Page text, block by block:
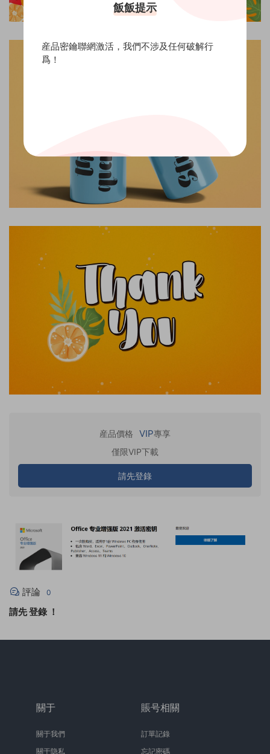
産品價格 VIP專享
僅限VIP下載
請先登錄
評論 0
請先登錄 ！
關于
關于我們
關于隐私
賬号相關
訂單記錄
忘記密碼
飯飯提示
産品密鑰聯網激活，我們不涉及任何破解行
爲！